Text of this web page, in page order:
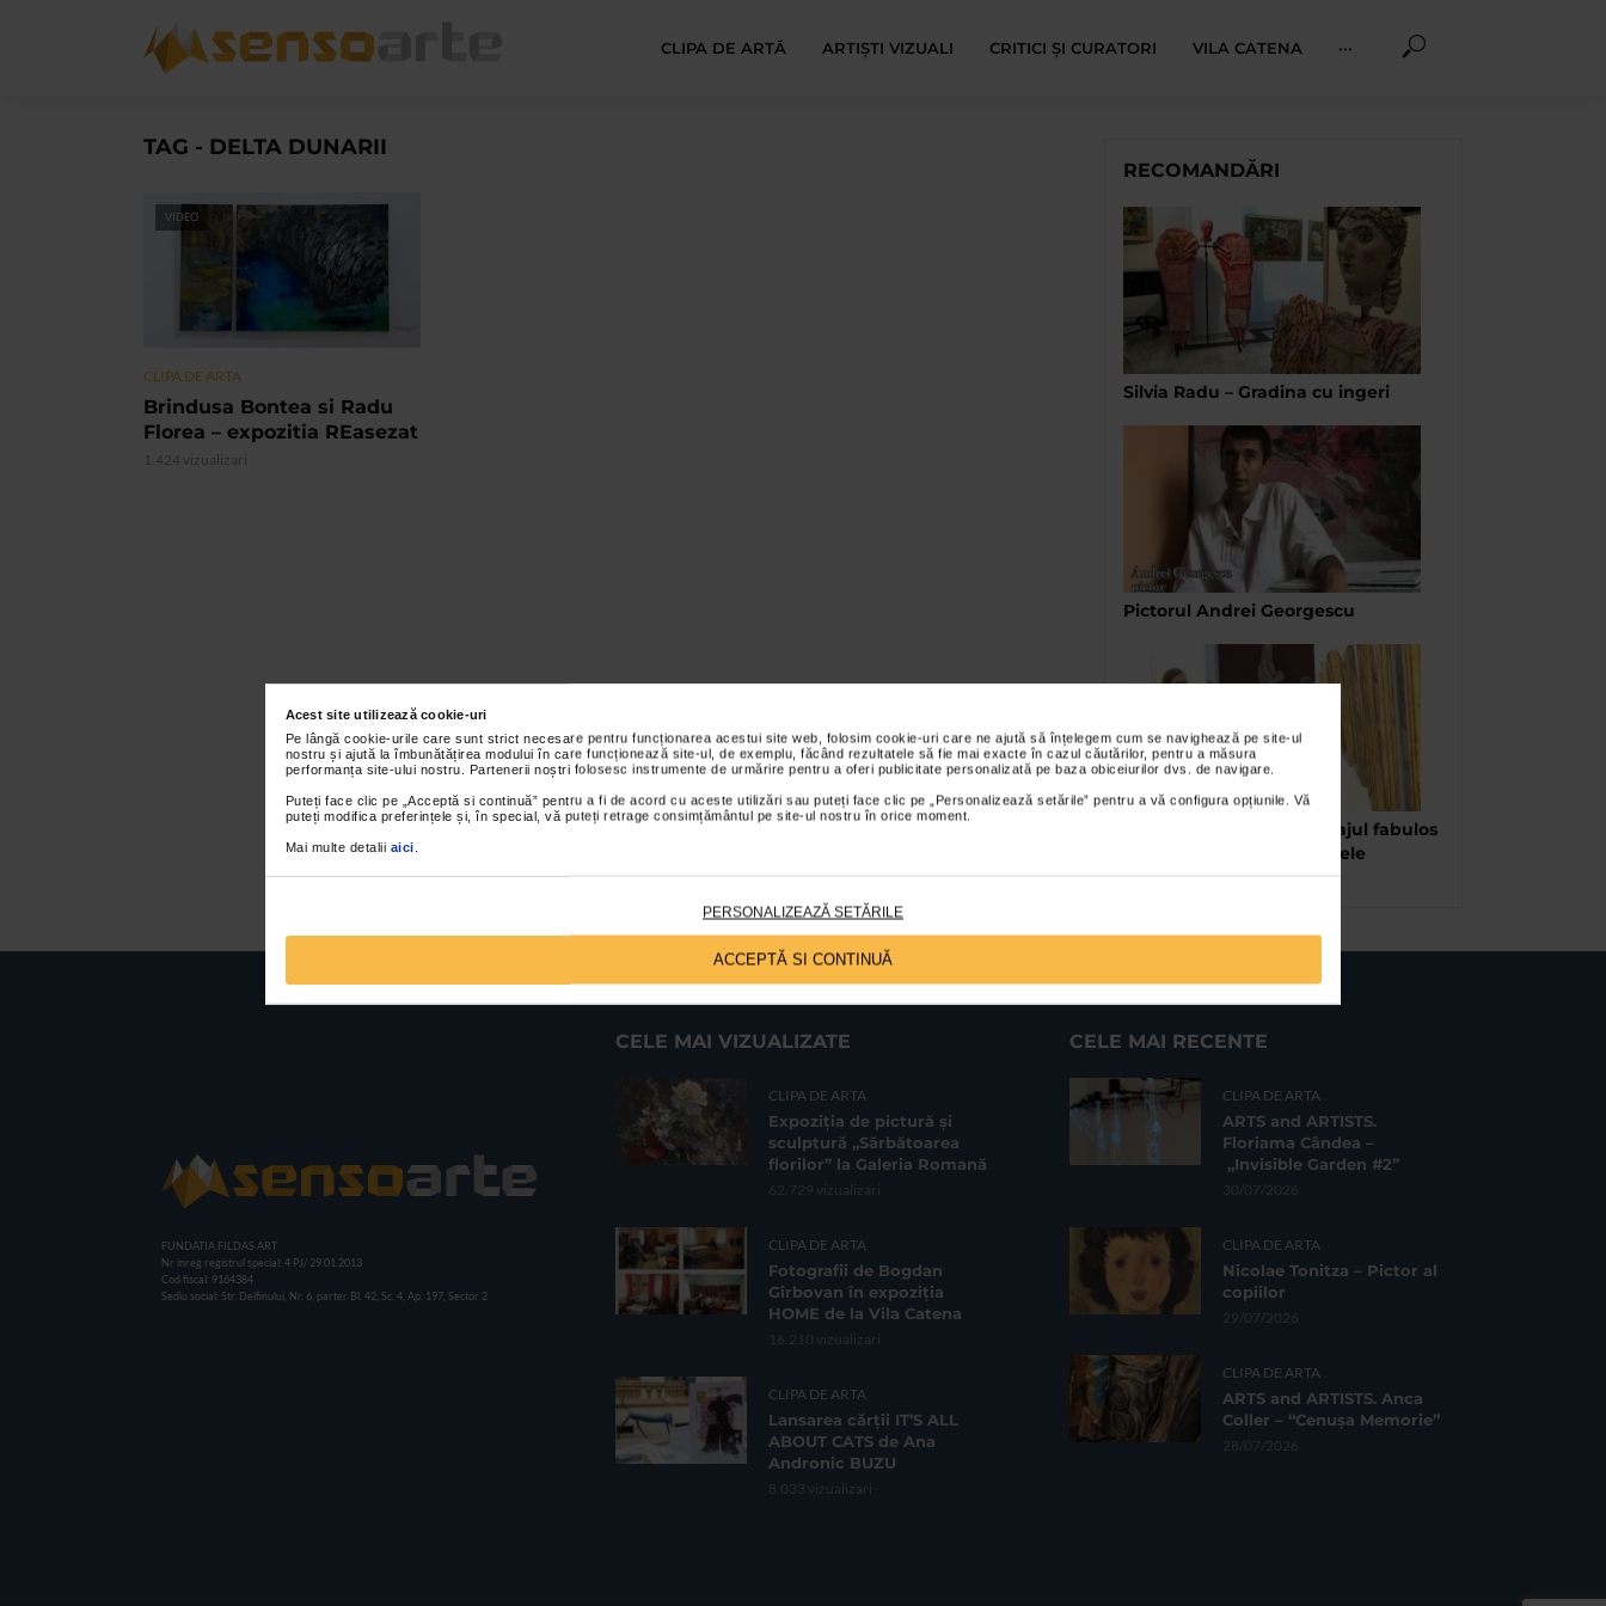
Acest site utilizează cookie-uri
Pe lângă cookie-urile care sunt strict necesare pentru funcționarea acestui site web, folosim cookie-uri care ne ajută să înțelegem cum se navighează pe site-ul
nostru și ajută la îmbunătățirea modului în care funcționează site-ul, de exemplu, făcând rezultatele să fie mai exacte în cazul căutărilor, pentru a măsura
performanța site-ului nostru. Partenerii noștri folosesc instrumente de urmărire pentru a oferi publicitate personalizată pe baza obiceiurilor dvs. de navigare.
Puteți face clic pe „Acceptă si continuă” pentru a fi de acord cu aceste utilizări sau puteți face clic pe „Personalizează setările” pentru a vă configura opțiunile. Vă
puteți modifica preferințele și, în special, vă puteți retrage consimțământul pe site-ul nostru în orice moment.
Mai multe detalii aici
PERSONALIZEAZĂ SETĂRILE
ACCEPTĂ SI CONTINUĂ
CLIPA DE ARTĂ ARTIȘTI VIZUALI CRITICI ȘI CURATORI VILA CATENA ···
TAG - DELTA DUNARII
VIDEO
CLIPA DE ARTA
Brindusa Bontea si Radu
Florea – expozitia REasezat
1.424 vizualizari
RECOMANDĂRI
Silvia Radu – Gradina cu ingeri
Pictorul Andrei Georgescu
Doina Păuleanu. Personajul fabulos
care ne dezvăluie misterele
FUNDATIA FILDAS ART
Nr inreg registrul special: 4 PJ/ 29.01.2013
Cod fiscal: 9164384
Sediu social: Str. Delfinului, Nr. 6, parter Bl. 42, Sc. 4, Ap. 197, Sector 2
CELE MAI VIZUALIZATE
CLIPA DE ARTA
Expoziția de pictură și
sculptură „Sărbătoarea
florilor” la Galeria Romană
62.729 vizualizari
CLIPA DE ARTA
Fotografii de Bogdan
Gîrbovan în expoziția
HOME de la Vila Catena
16.210 vizualizari
CLIPA DE ARTA
Lansarea cărții IT’S ALL
ABOUT CATS de Ana
Andronic BUZU
8.033 vizualizari
CELE MAI RECENTE
CLIPA DE ARTA
ARTS and ARTISTS.
Floriama Cândea –
„Invisible Garden #2”
30/07/2026
CLIPA DE ARTA
Nicolae Tonitza – Pictor al
copiilor
29/07/2026
CLIPA DE ARTA
ARTS and ARTISTS. Anca
Coller – “Cenușa Memorie”
28/07/2026